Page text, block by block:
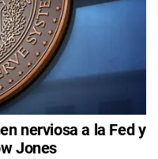
nerviosa a la Fed y
Jones